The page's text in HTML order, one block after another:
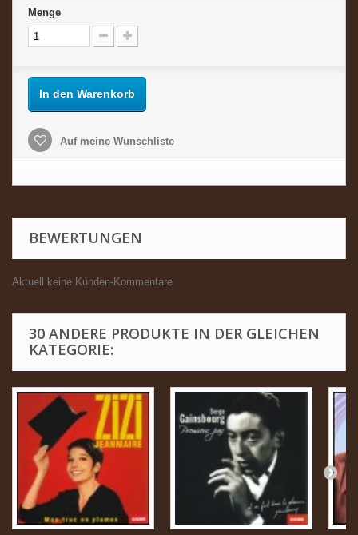
Menge
In den Warenkorb
Auf meine Wunschliste
BEWERTUNGEN
Aktuell keine Kunden-Kommentare
30 ANDERE PRODUKTE IN DER GLEICHEN
KATEGORIE: